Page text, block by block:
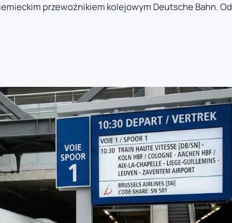
przewoźnikiem kolejowym Deutsche Bahn. Od